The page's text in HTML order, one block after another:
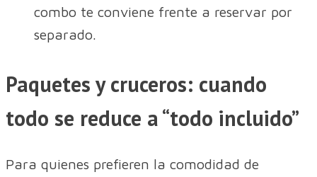
combo te conviene frente a reservar por
separado.
Paquetes y cruceros: cuando
todo se reduce a “todo incluido”
Para quienes prefieren la comodidad de